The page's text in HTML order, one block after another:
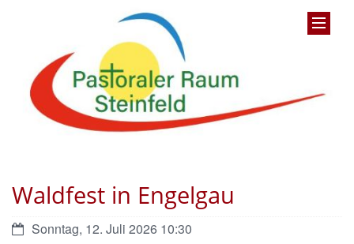
Waldfest in Engelgau
Datum:Sonntag, 12. Juli 2026 10:30